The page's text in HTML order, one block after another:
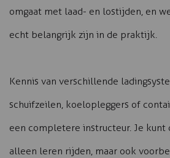
omgaat met laad- en lostijden, en
echt belangrijk zijn in de praktijk.
Kennis van verschillende
schuifzeilen, koelopleggers of
een completere instructeur. Je kunt
alleen leren rijden, maar ook